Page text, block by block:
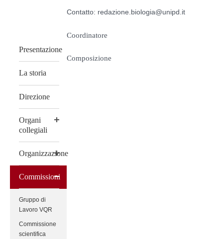
Presentazione
La storia
Direzione
Organi
collegiali
Organizzazione
Commissioni
Gruppo di
Lavoro VQR
Commissione
scientifica
Contatto: redazione.biologia@unipd.it
Coordinatore
Composizione